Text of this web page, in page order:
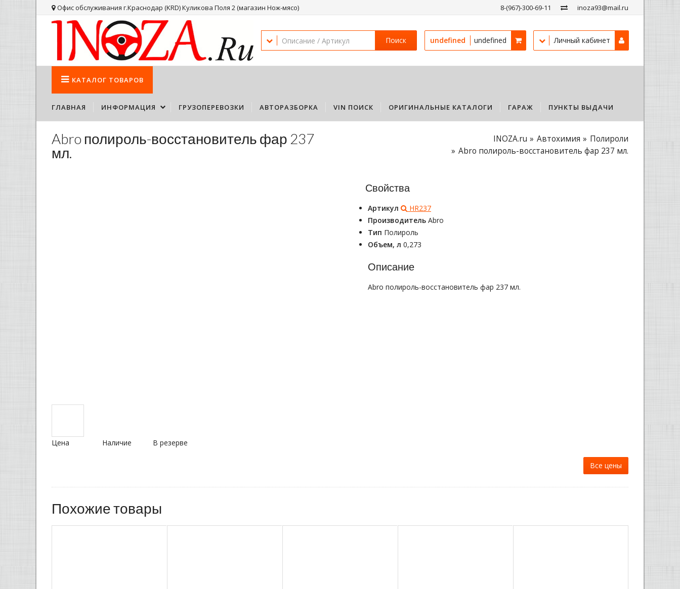
Офис обслуживания г.Краснодар (KRD) Куликова Поля 2 (магазин Нож-мясо) 8-(967)-300-69-11 inoza93@mail.ru
Поиск undefined undefined Личный кабинет
КАТАЛОГ ТОВАРОВ
ГЛАВНАЯ ИНФОРМАЦИЯ ГРУЗОПЕРЕВОЗКИ АВТОРАЗБОРКА VIN ПОИСК ОРИГИНАЛЬНЫЕ КАТАЛОГИ ГАРАЖ ПУНКТЫ ВЫДАЧИ
Abro полироль-восстановитель фар 237
мл.
INOZA.ru Автохимия
Полироли
Abro полироль-восстановитель фар 237 мл.
Свойства
Артикул
HR237
Производитель Abro
Тип Полироль
Объем, л 0,273
Описание
Abro полироль-восстановитель фар 237 мл.
Цена Наличие В резерве
Все цены
Похожие товары